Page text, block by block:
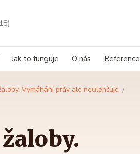
Jak to funguje O nás Reference
Vymáhání práv ale neulehčuje